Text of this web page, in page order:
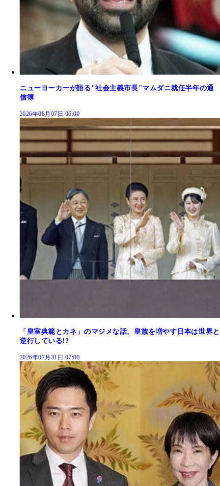
ニューヨーカーが語る"社会主義市長"マムダニ就任半年の通
信簿
2026年08月07日 06:00
「皇室典範とカネ」のマジメな話。皇族を増やす日本は世界と
逆行している!?
2026年07月31日 07:00